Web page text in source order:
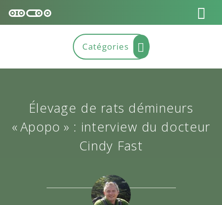
Élevage de rats démineurs
« Apopo » : interview du docteur
Cindy Fast